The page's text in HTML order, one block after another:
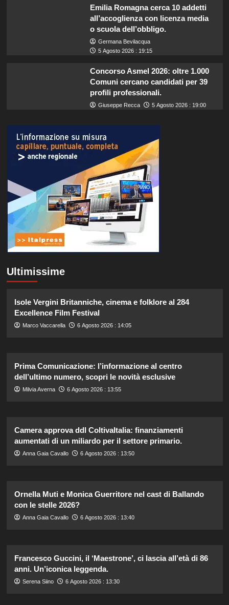
Emilia Romagna cerca 10 addetti
all’accoglienza con licenza media
o scuola dell’obbligo.
Germana Bevilacqua
5 Agosto 2026 : 19:15
Concorso Asmel 2026: oltre 1.000
Comuni cercano candidati per 39
profili professionali.
Giuseppe Recca 5 Agosto 2026 : 19:00
Ultimissime
Isole Vergini Britanniche, cinema e folklore al 284
Excellence Film Festival
Marco Vaccarella 6 Agosto 2026 : 14:05
Prima Comunicazione: l’informazione al centro
dell’ultimo numero, scopri le novità esclusive
Milvia Averna 6 Agosto 2026 : 13:55
Camera approva ddl ColtivaItalia: finanziamenti
aumentati di un miliardo per il settore primario.
Anna Gaia Cavallo 6 Agosto 2026 : 13:50
Ornella Muti e Monica Guerritore nel cast di Ballando
con le stelle 2026?
Anna Gaia Cavallo 6 Agosto 2026 : 13:40
Francesco Guccini, il ‘Maestrone’, ci lascia all’età di 86
anni. Un’iconica leggenda.
Serena Siino 6 Agosto 2026 : 13:30